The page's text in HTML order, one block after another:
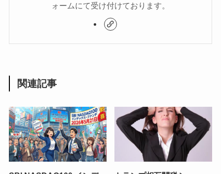
ォームにて受け付けております。
関連記事